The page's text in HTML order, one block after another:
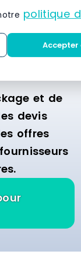
Marque :
et de
devis
offres
politique